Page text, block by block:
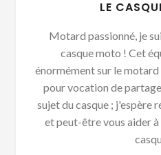
LE
Motard passionné, je
casque moto ! Cet
énormément sur le
pour vocation de
sujet du casque ; j'espère
et peut-être vous aider